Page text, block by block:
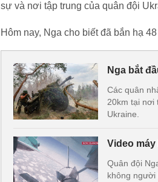
sự và nơi tập trung của quân đội
Hôm nay, Nga cho biết đã bắn hạ
Nga bắt
Các quân
20km tại nơi
Ukraine.
Video
Quân đội
không người